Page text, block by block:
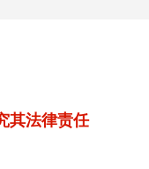
其法律责任